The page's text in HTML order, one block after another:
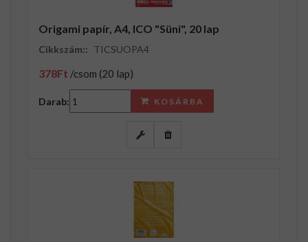
Origami papír, A4, ICO "Süni", 20 lap
Cikkszám:: TICSUOPA4
378Ft /csom (20 lap)
Darab: KOSÁRBA